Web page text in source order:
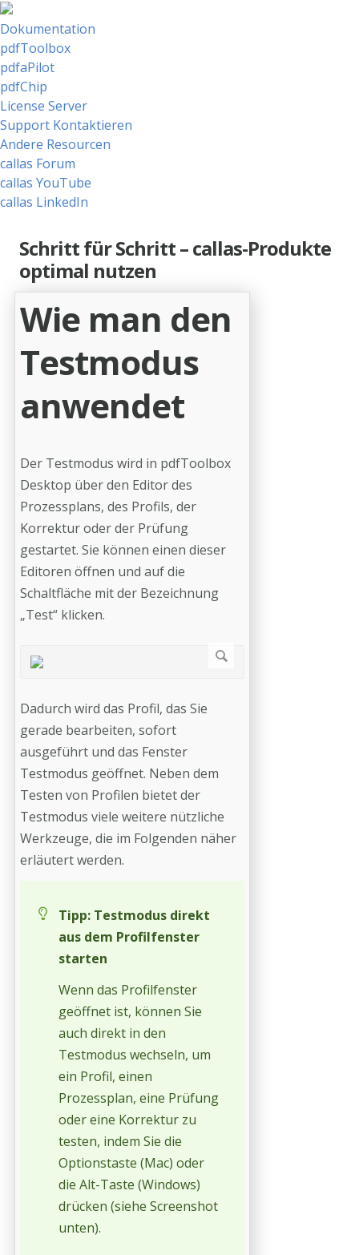
Dokumentation
pdfToolbox
pdfaPilot
pdfChip
License Server
Support Kontaktieren
Andere Resourcen
callas Forum
callas YouTube
callas LinkedIn
Schritt für Schritt – callas-Produkte
optimal nutzen
Wie man den
Testmodus
anwendet
Der Testmodus wird in pdfToolbox
Desktop über den Editor des
Prozessplans, des Profils, der
Korrektur oder der Prüfung
gestartet. Sie können einen dieser
Editoren öffnen und auf die
Schaltfläche mit der Bezeichnung
„Test“ klicken.
Dadurch wird das Profil, das Sie
gerade bearbeiten, sofort
ausgeführt und das Fenster
Testmodus geöffnet. Neben dem
Testen von Profilen bietet der
Testmodus viele weitere nützliche
Werkzeuge, die im Folgenden näher
erläutert werden.
Tipp: Testmodus direkt
aus dem Profilfenster
starten
Wenn das Profilfenster
geöffnet ist, können Sie
auch direkt in den
Testmodus wechseln, um
ein Profil, einen
Prozessplan, eine Prüfung
oder eine Korrektur zu
testen, indem Sie die
Optionstaste (Mac) oder
die Alt-Taste (Windows)
drücken (siehe Screenshot
unten).